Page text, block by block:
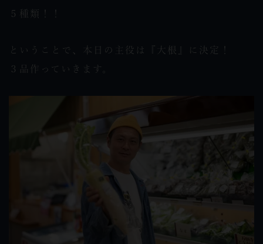
５種類！！
ということで、本日の主役は『大根』に決定！
３品作っていきます。